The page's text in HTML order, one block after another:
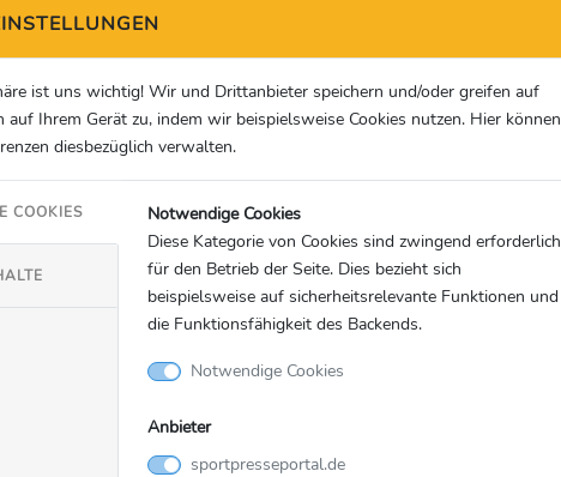
ist uns wichtig! Wir und Drittanbieter speichern und/oder greifen auf
auf Ihrem Gerät zu, indem wir beispielsweise Cookies nutzen. Hier können
diesbezüglich verwalten.
COOKIES
Notwendige Cookies
Diese Kategorie von Cookies sind zwingend erforderlich
für den Betrieb der Seite. Dies bezieht sich
beispielsweise auf sicherheitsrelevante Funktionen und
die Funktionsfähigkeit des Backends.
Notwendige Cookies
Anbieter
sportpresseportal.de